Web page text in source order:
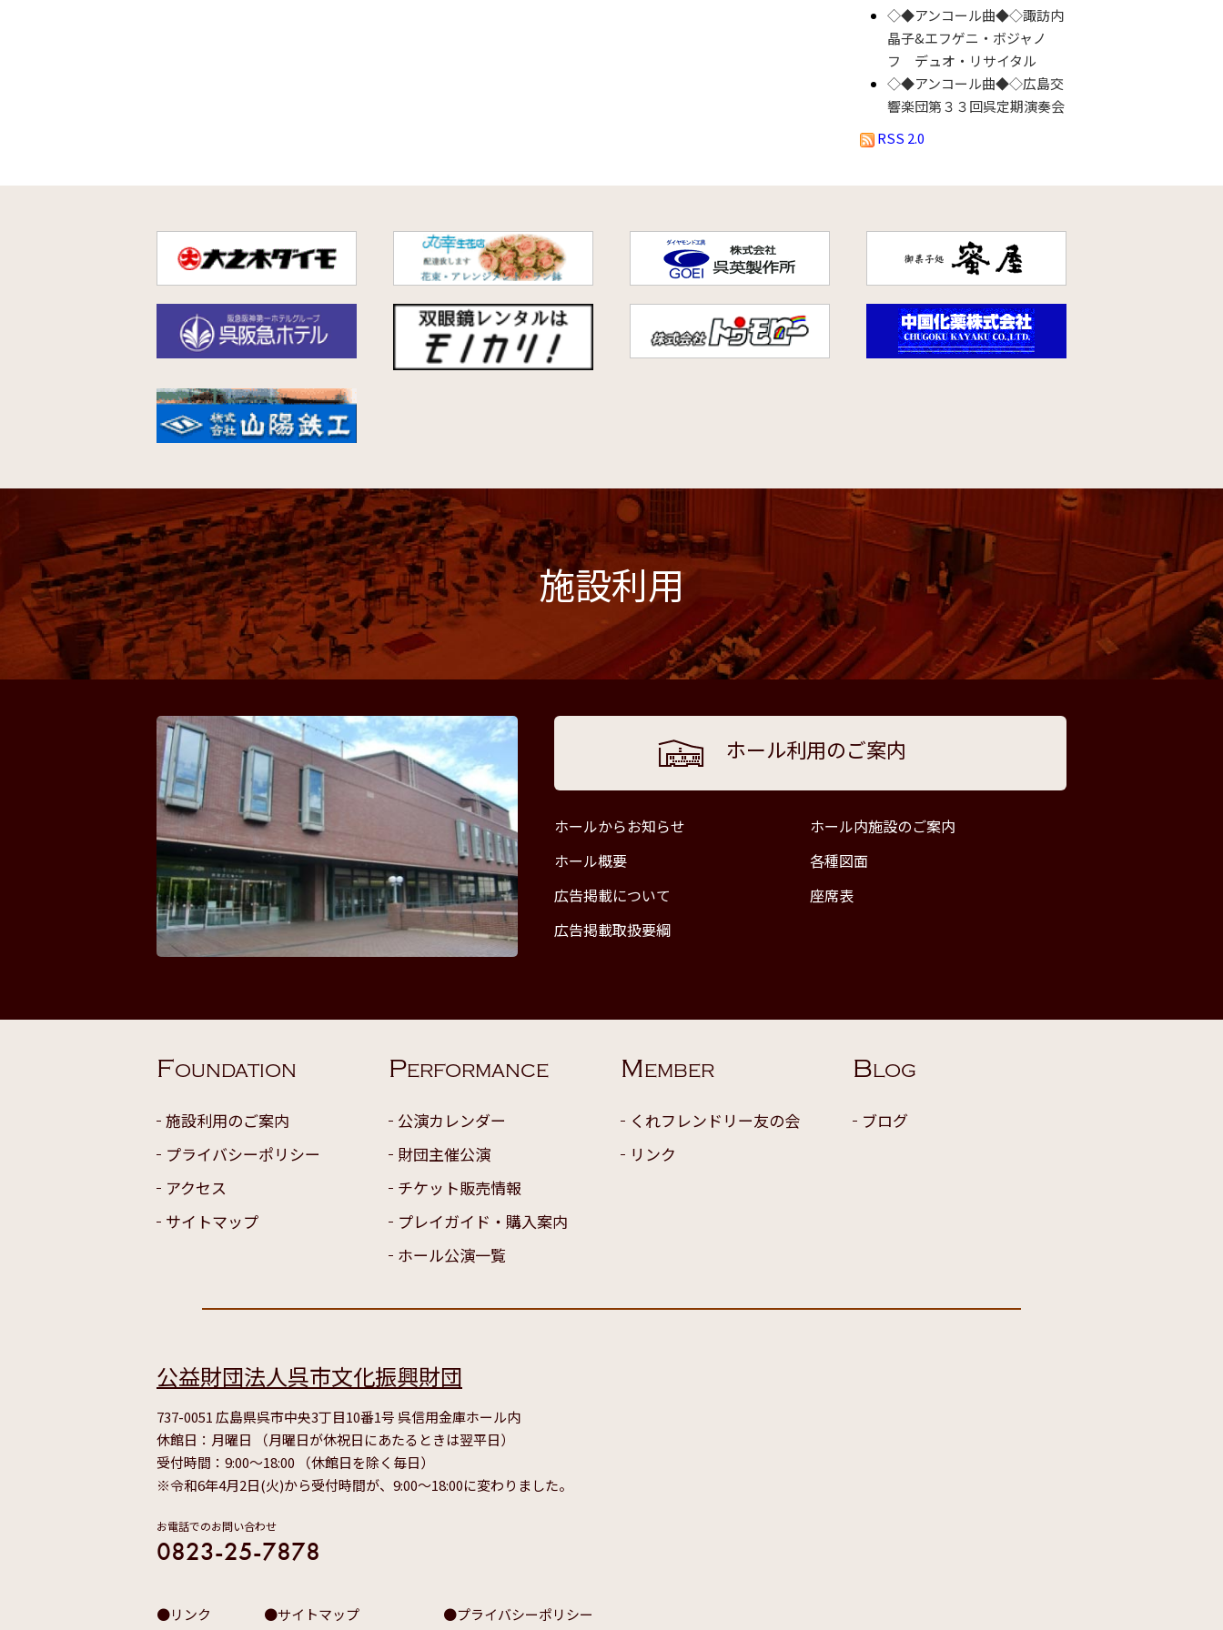
◇◆アンコール曲◆◇諏訪内
晶子&エフゲニ・ボジャノ
フ デュオ・リサイタル
◇◆アンコール曲◆◇広島交
響楽団第３３回呉定期演奏会
RSS 2.0
施設利用
ホール利用のご案内
ホールからお知らせ
ホール内施設のご案内
ホール概要
各種図面
広告掲載について
座席表
広告掲載取扱要綱
FOUNDATION
施設利用のご案内
プライバシーポリシー
アクセス
サイトマップ
PERFORMANCE
公演カレンダー
財団主催公演
チケット販売情報
プレイガイド・購入案内
ホール公演一覧
MEMBER
くれフレンドリー友の会
リンク
BLOG
ブログ
公益財団法人呉市文化振興財団
737-0051 広島県呉市中央3丁目10番1号 呉信用金庫ホール内
休館日：月曜日 （月曜日が休祝日にあたるときは翌平日）
受付時間：9:00～18:00 （休館日を除く毎日）
※令和6年4月2日(火)から受付時間が、9:00～18:00に変わりました。
お電話でのお問い合わせ
0823-25-7878
リンク サイトマップ プライバシーポリシー